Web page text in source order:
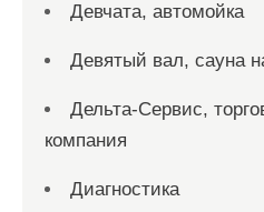
Девчата, автомойка
Девятый вал, сауна
Дельта-Сервис,
компания
Диагностика